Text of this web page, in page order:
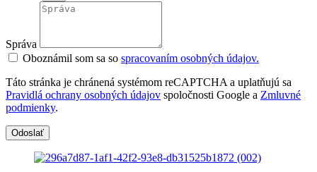
Správa
Oboznámil som sa so spracovaním osobných údajov.
Táto stránka je chránená systémom reCAPTCHA a uplatňujú sa
Pravidlá ochrany osobných údajov spoločnosti Google a Zmluvné
podmienky.
Odoslať